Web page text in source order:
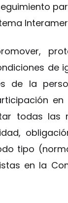
de
de la
en
todas las
tipo
en la